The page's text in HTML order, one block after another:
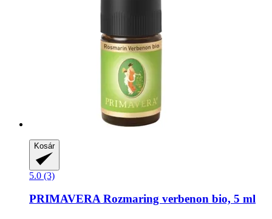
Kosár
5.0 (3)
PRIMAVERARozmaring verbenon bio, 5 ml